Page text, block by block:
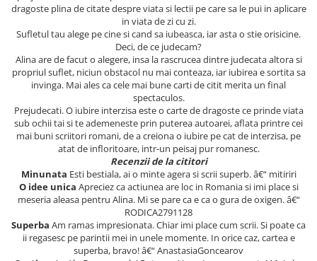
Carti pentru Adolescenti, Young
Adult
Crime, Thriller, Mistery
Literatura Romana
Literatura Universala
Romane de dragoste, Carti
romantice
Senzatii/Dragoste
Senzatii/Erotic
Senzatii/Suspans
dragoste plina de citate despre viata si lectii pe care sa le pui in aplicare
in viata de zi cu zi.
Sufletul tau alege pe cine si cand sa iubeasca, iar asta o stie orisicine.
Deci, de ce judecam?
Alina are de facut o alegere, insa la rascrucea dintre judecata altora si
propriul suflet, niciun obstacol nu mai conteaza, iar iubirea e sortita sa
invinga. Mai ales ca cele mai bune carti de citit merita un final
spectaculos.
Prejudecati. O iubire interzisa este o carte de dragoste ce prinde viata
sub ochii tai si te ademeneste prin puterea autoarei, aflata printre cei
mai buni scriitori romani, de a creiona o iubire pe cat de interzisa, pe
atat de infloritoare, intr-un peisaj pur romanesc.
Recenzii de la cititori
Minunata Esti bestiala, ai o minte agera si scrii superb. â€“ mitiriri
O idee unica Apreciez ca actiunea are loc in Romania si imi place si
meseria aleasa pentru Alina. Mi se pare ca e ca o gura de oxigen. â€“
RODICA2791128
Superba Am ramas impresionata. Chiar imi place cum scrii. Si poate ca
ii regasesc pe parintii mei in unele momente. In orice caz, cartea e
superba, bravo! â€“ AnastasiaGoncearov